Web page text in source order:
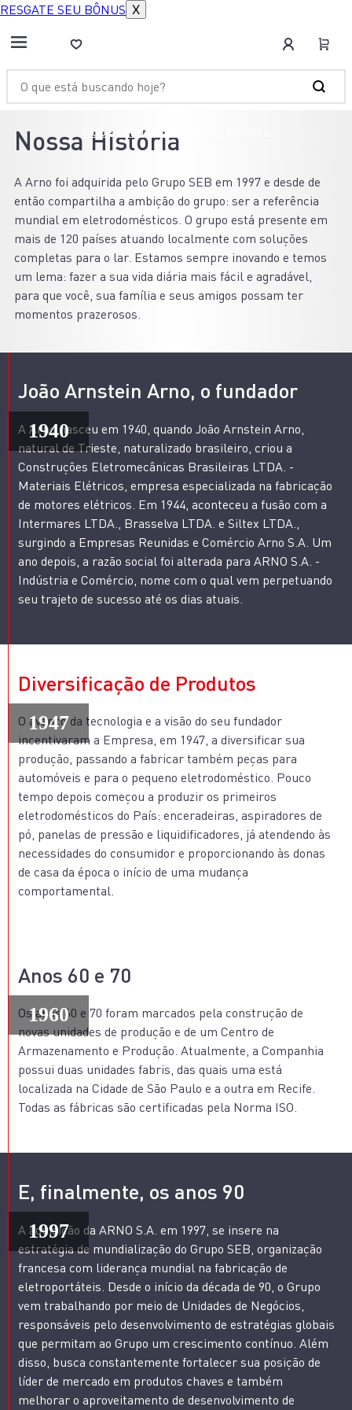
RESGATE SEU BÔNUS X
Início Institucionais
Nossa História
A Arno foi adquirida pelo Grupo SEB em 1997 e desde de
então compartilha a ambição do grupo: ser a referência
mundial em eletrodomésticos. O grupo está presente em
mais de 120 países atuando localmente com soluções
completas para o lar. Estamos sempre inovando e temos
um lema: fazer a sua vida diária mais fácil e agradável,
para que você, sua família e seus amigos possam ter
momentos prazerosos.
1940
João Arnstein Arno, o fundador
A Arno nasceu em 1940, quando João Arnstein Arno,
natural de Trieste, naturalizado brasileiro, criou a
Construções Eletromecânicas Brasileiras LTDA. -
Materiais Elétricos, empresa especializada na fabricação
de motores elétricos. Em 1944, aconteceu a fusão com a
Intermares LTDA., Brasselva LTDA. e Siltex LTDA.,
surgindo a Empresas Reunidas e Comércio Arno S.A. Um
ano depois, a razão social foi alterada para ARNO S.A. -
Indústria e Comércio, nome com o qual vem perpetuando
seu trajeto de sucesso até os dias atuais.
Diversificação de Produtos
O avanço da tecnologia e a visão do seu fundador
incentivaram a Empresa, em 1947, a diversificar sua
produção, passando a fabricar também peças para
automóveis e para o pequeno eletrodoméstico. Pouco
tempo depois começou a produzir os primeiros
eletrodomésticos do País: enceradeiras, aspiradores de
pó, panelas de pressão e liquidificadores, já atendendo às
necessidades do consumidor e proporcionando às donas
de casa da época o início de uma mudança
comportamental.
1947
1960
Anos 60 e 70
Os anos 60 e 70 foram marcados pela construção de
novas unidades de produção e de um Centro de
Armazenamento e Produção. Atualmente, a Companhia
possui duas unidades fabris, das quais uma está
localizada na Cidade de São Paulo e a outra em Recife.
Todas as fábricas são certificadas pela Norma ISO.
E, finalmente, os anos 90
A aquisição da ARNO S.A. em 1997, se insere na
estratégia de mundialização do Grupo SEB, organização
francesa com liderança mundial na fabricação de
eletroportáteis. Desde o início da década de 90, o Grupo
vem trabalhando por meio de Unidades de Negócios,
responsáveis pelo desenvolvimento de estratégias globais
que permitam ao Grupo um crescimento contínuo. Além
disso, busca constantemente fortalecer sua posição de
líder de mercado em produtos chaves e também
melhorar o aproveitamento de desenvolvimento de
1997